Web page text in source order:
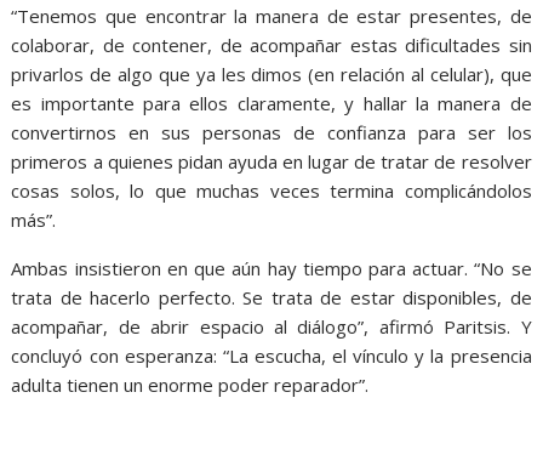
“Tenemos que encontrar la manera de estar presentes, de
colaborar, de contener, de acompañar estas dificultades sin
privarlos de algo que ya les dimos (en relación al celular), que
es importante para ellos claramente, y hallar la manera de
convertirnos en sus personas de confianza para ser los
primeros a quienes pidan ayuda en lugar de tratar de resolver
cosas solos, lo que muchas veces termina complicándolos
más”.
Ambas insistieron en que aún hay tiempo para actuar. “No se
trata de hacerlo perfecto. Se trata de estar disponibles, de
acompañar, de abrir espacio al diálogo”, afirmó Paritsis. Y
concluyó con esperanza: “La escucha, el vínculo y la presencia
adulta tienen un enorme poder reparador”.